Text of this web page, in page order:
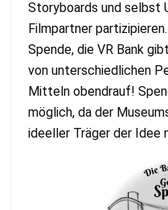
Storyboards und selbst
Filmpartner
Spende, die VR Bank
von unterschiedlichen
Mitteln obendrauf!
möglich, da der
ideeller Träger der Idee